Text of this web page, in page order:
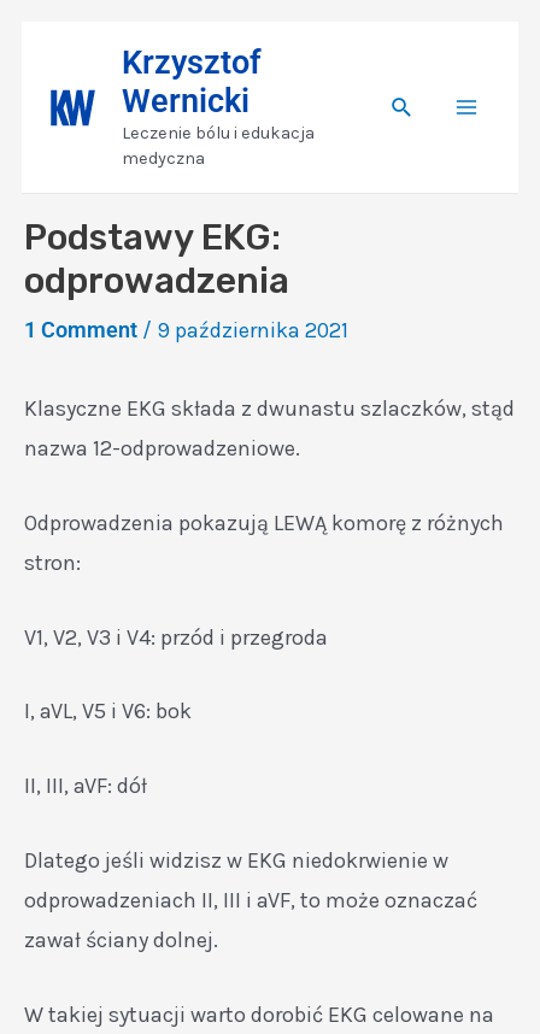
content
Krzysztof
Wernicki
Leczenie bólu i edukacja
medyczna
SearchMenu
Podstawy EKG:
odprowadzenia
1 Comment / 9 października 2021
Klasyczne EKG składa z dwunastu szlaczków, stąd
nazwa 12-odprowadzeniowe.
Odprowadzenia pokazują LEWĄ komorę z różnych
stron:
V1, V2, V3 i V4: przód i przegroda
I, aVL, V5 i V6: bok
II, III, aVF: dół
Dlatego jeśli widzisz w EKG niedokrwienie w
odprowadzeniach II, III i aVF, to może oznaczać
zawał ściany dolnej.
W takiej sytuacji warto dorobić EKG celowane na